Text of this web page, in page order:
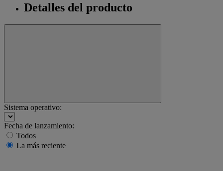
Detalles del producto
Sistema operativo:
Fecha de lanzamiento:
Todos
La más reciente